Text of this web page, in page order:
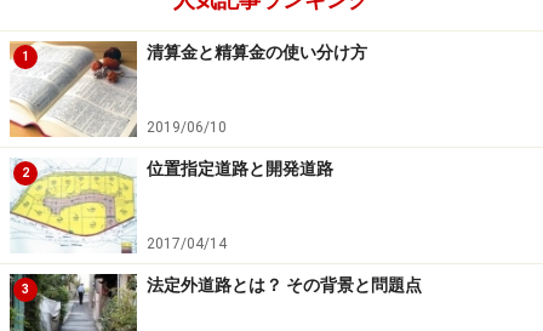
1/2 次のページへ
1 清算金と精算金の使い分け方
2019/06/10
2 位置指定道路と開発道路
2017/04/14
3 法定外道路とは？ その背景と問題点